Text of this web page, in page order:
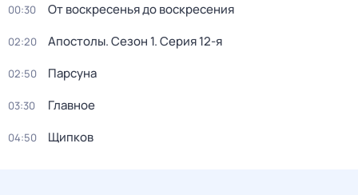
00:30 От воскресенья до воскресения
02:20 Апостолы. Сезон 1. Серия 12-я
02:50 Парсуна
03:30 Главное
04:50 Щипков